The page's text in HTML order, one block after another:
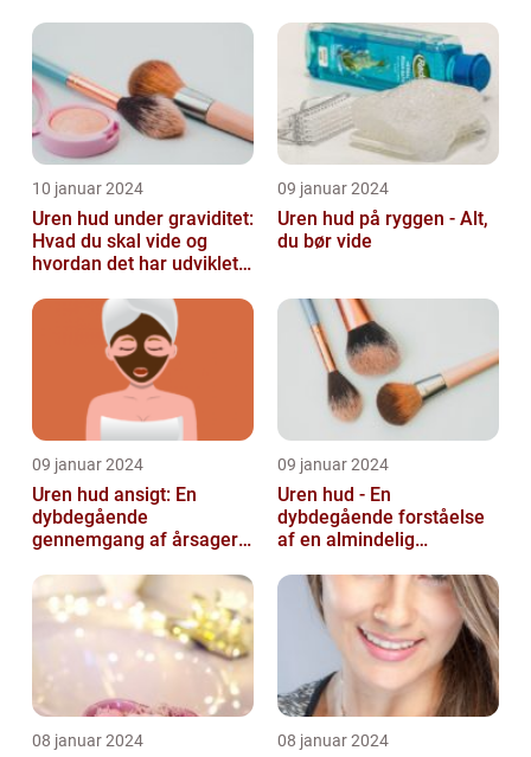
lide...
10 januar 2024
Uren hud under graviditet:
Hvad du skal vide og
hvordan det har udviklet
09 januar 2024
Uren hud på ryggen - Alt,
du bør vide
09 januar 2024
Uren hud ansigt: En
dybdegående
gennemgang af årsager
09 januar 2024
Uren hud - En
dybdegående forståelse
af en almindelig
08 januar 2024 08 januar 2024